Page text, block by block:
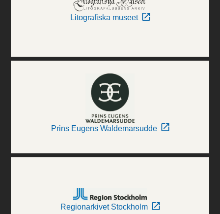
Litografiska museet
Prins Eugens Waldemarsudde
Regionarkivet Stockholm